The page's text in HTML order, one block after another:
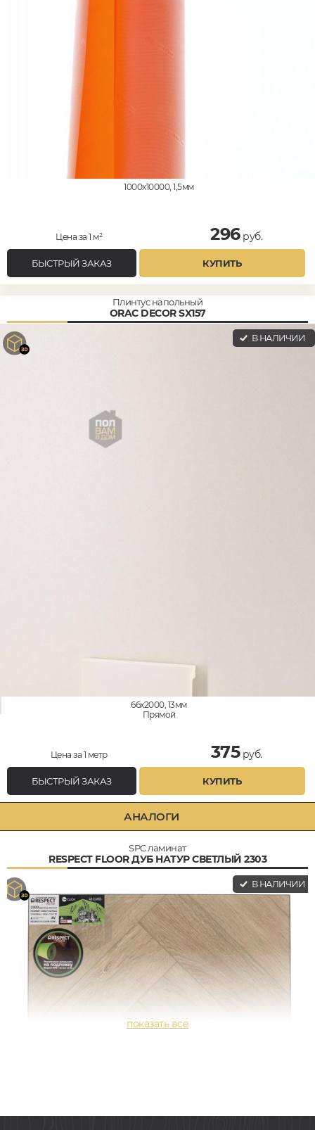
1000x10000, 1,5мм
Цена за 1 м² 296руб.
БЫСТРЫЙ ЗАКАЗ КУПИТЬ
Плинтус напольный
ORAC DECOR SX157
В НАЛИЧИИ
66x2000, 13мм
Прямой
Цена за 1 метр 375руб.
БЫСТРЫЙ ЗАКАЗ КУПИТЬ
АНАЛОГИ
SPC ламинат
RESPECT FLOOR ДУБ НАТУР СВЕТЛЫЙ 2303
В НАЛИЧИИ